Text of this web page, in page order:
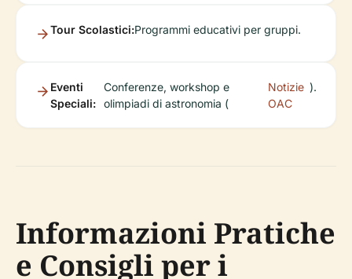
Tour Scolastici:Programmi educativi per gruppi.
Eventi
Speciali:
Conferenze, workshop e
olimpiadi di astronomia (
Notizie
OAC
).
Informazioni Pratiche
e Consigli per i